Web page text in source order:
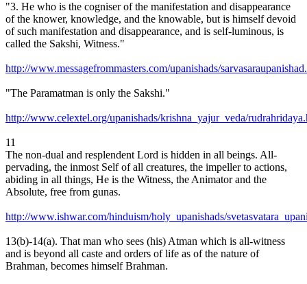
"3. He who is the cogniser of the manifestation and disappearance
of the knower, knowledge, and the knowable, but is himself devoid
of such manifestation and disappearance, and is self-luminous, is
called the Sakshi, Witness."
http://www.messagefrommasters.com/upanishads/
"The Paramatman is only the Sakshi."
http://www.celextel.org/upanishads/krishna_yajur_veda/
11
The non-dual and resplendent Lord is hidden in all beings. All-
pervading, the inmost Self of all creatures, the impeller to actions,
abiding in all things, He is the Witness, the Animator and the
Absolute, free from gunas.
http://www.ishwar.com/hinduism/holy_upanishads/
13(b)-14(a). That man who sees (his) Atman which is all-witness
and is beyond all caste and orders of life as of the nature of
Brahman, becomes himself Brahman.